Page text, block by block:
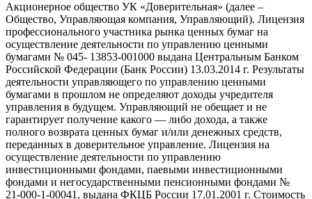
Акционерное общество УК «Доверительная» (далее –
Общество, Управляющая компания, Управляющий). Лицензия
профессионального участника рынка ценных бумаг на
осуществление деятельности по управлению ценными
бумагами № 045- 13853-001000 выдана Центральным Банком
Российской Федерации (Банк России) 13.03.2014 г. Результаты
деятельности управляющего по управлению ценными
бумагами в прошлом не определяют доходы учредителя
управления в будущем. Управляющий не обещает и не
гарантирует получение какого — либо дохода, а также
полного возврата ценных бумаг и/или денежных средств,
переданных в доверительное управление. Лицензия на
осуществление деятельности по управлению
инвестиционными фондами, паевыми инвестиционными
фондами и негосударственными пенсионными фондами №
21-000-1-00041, выдана ФКЦБ России 17.01.2001 г. Стоимость